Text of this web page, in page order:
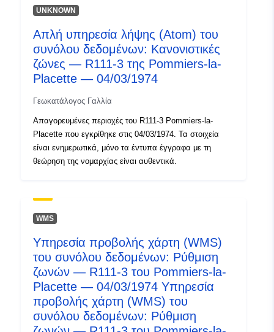
42df-81b9-b1c0d16d67a8
Τύπος:
Πόρος:
http://inspire.ec.europa.eu/
codelist/ResourceType/services
UNKNOWN
Απλή υπηρεσία λήψης (Atom) του
συνόλου δεδομένων: Κανονιστικές
ζώνες — R111-3 της Pommiers-la-
Placette — 04/03/1974
Γεωκατάλογος Γαλλία
Απαγορευμένες περιοχές του R111-3 Pommiers-la-
Placette που εγκρίθηκε στις 04/03/1974. Τα στοιχεία
είναι ενημερωτικά, μόνο τα έντυπα έγγραφα με τη
θεώρηση της νομαρχίας είναι αυθεντικά.
WMS
Υπηρεσία προβολής χάρτη (WMS)
του συνόλου δεδομένων: Ρύθμιση
ζωνών — R111-3 του Pommiers-la-
Placette — 04/03/1974 Υπηρεσία
προβολής χάρτη (WMS) του
συνόλου δεδομένων: Ρύθμιση